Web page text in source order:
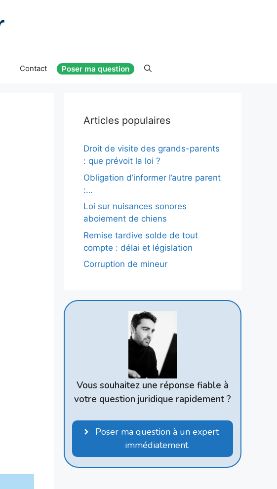
Contact Poser ma question
Articles populaires
Droit de visite des grands-parents
: que prévoit la loi ?
Obligation d’informer l’autre parent
:…
Loi sur nuisances sonores
aboiement de chiens
Remise tardive solde de tout
compte : délai et législation
Corruption de mineur
Vous souhaitez une réponse fiable à
votre question juridique rapidement ?
Poser ma question à un expert
immédiatement.